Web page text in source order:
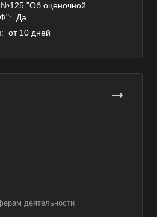
№125 "Об оценочной
Да
от 10 дней
деятельности